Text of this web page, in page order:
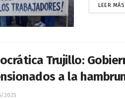
LEER MÁS
Trujillo:
a la
2025